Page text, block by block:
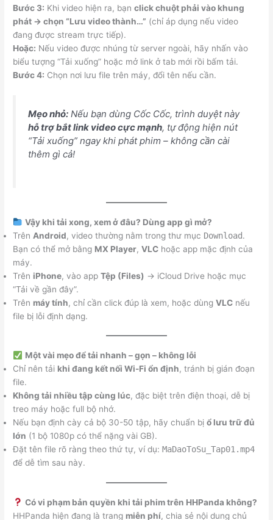
Bước 3: Khi video hiện ra, bạnclick chuột phải vào khung
phát → chọn “Lưu video thành…” (chỉ áp dụng nếu video
đang được stream trực tiếp).
Hoặc: Nếu video được nhúng từ server ngoài, hãy nhấn vào
biểu tượng “Tải xuống” hoặc mở link ở tab mới rồi bấm tải.
Bước 4: Chọn nơi lưu file trên máy, đổi tên nếu cần.
Mẹo nhỏ: Nếu bạn dùng Cốc Cốc, trình duyệt này
hỗ trợ bắt link video cực mạnh, tự động hiện nút
“Tải xuống” ngay khi phát phim – không cần cài
thêm gì cả!
Vậy khi tải xong, xem ở đâu? Dùng app gì mở?
Trên Android, video thường nằm trong thư mục Download.
Bạn có thể mở bằng MX Player,VLC hoặc app mặc định của
máy.
Trên iPhone, vào appTệp (Files) → iCloud Drive hoặc mục
“Tải về gần đây”.
Trên máy tính, chỉ cần click đúp là xem, hoặc dùngVLC nếu
file bị lỗi định dạng.
Một vài mẹo để tải nhanh – gọn – không lỗi
Chỉ nên tải khi đang kết nối Wi-Fi ổn định, tránh bị gián đoạn
file.
Không tải nhiều tập cùng lúc, đặc biệt trên điện thoại, dễ bị
treo máy hoặc full bộ nhớ.
Nếu bạn định cày cả bộ 30-50 tập, hãy chuẩn bịổ lưu trữ đủ
lớn (1 bộ 1080p có thể nặng vài GB).
Đặt tên file rõ ràng theo thứ tự, ví dụ:MaDaoToSu_Tap01.mp4
để dễ tìm sau này.
Có vi phạm bản quyền khi tải phim trên HHPanda không?
HHPanda hiện đang là trang miễn phí, chia sẻ nội dung chủ